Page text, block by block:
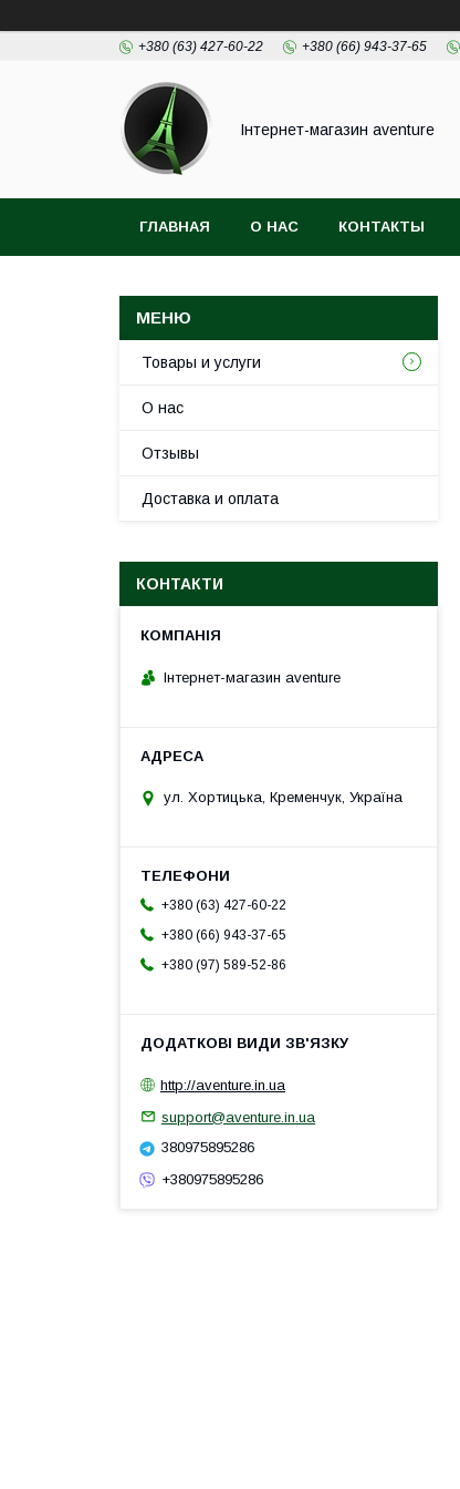
+380 (63) 427-60-22 +380 (66) 943-37-65
Інтернет-магазин aventure
ГЛАВНАЯ О НАС КОНТАКТЫ
Товары и услуги
О нас
Отзывы
Доставка и оплата
КОНТАКТИ
Інтернет-магазин aventure
ул. Хортицька, Кременчук, Україна
+380 (63) 427-60-22
+380 (66) 943-37-65
+380 (97) 589-52-86
http://aventure.in.ua
support@aventure.in.ua
380975895286
+380975895286